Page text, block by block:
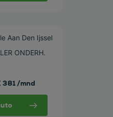
Aan Den Ijssel
ONDERH.
381 /mnd